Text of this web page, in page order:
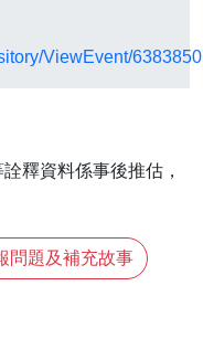
ViewEvent/
釋資料係事後推估，